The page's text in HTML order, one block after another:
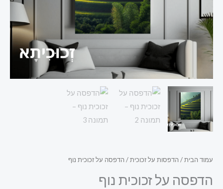
עמוד הבית/הדפסות על זכוכית/ הדפסה על זכוכית נוף
הדפסה על זכוכית נוף